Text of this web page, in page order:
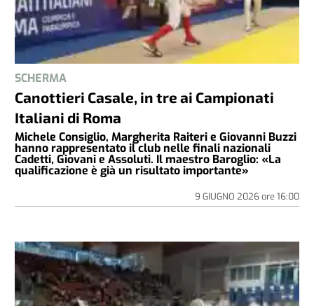
SCHERMA
Canottieri Casale, in tre ai Campionati
Italiani di Roma
Michele Consiglio, Margherita Raiteri e Giovanni Buzzi
hanno rappresentato il club nelle finali nazionali
Cadetti, Giovani e Assoluti. Il maestro Baroglio: «La
qualificazione è già un risultato importante»
9 GIUGNO 2026ore 16:00